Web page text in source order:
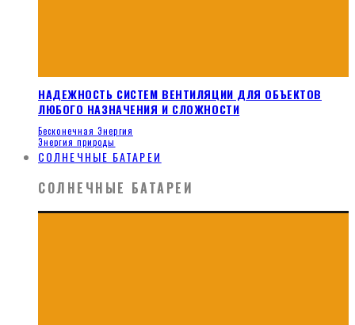
НАДЕЖНОСТЬ СИСТЕМ ВЕНТИЛЯЦИИ ДЛЯ ОБЪЕКТОВ
ЛЮБОГО НАЗНАЧЕНИЯ И СЛОЖНОСТИ
Бесконечная Энергия
Энергия природы
СОЛНЕЧНЫЕ БАТАРЕИ
СОЛНЕЧНЫЕ БАТАРЕИ